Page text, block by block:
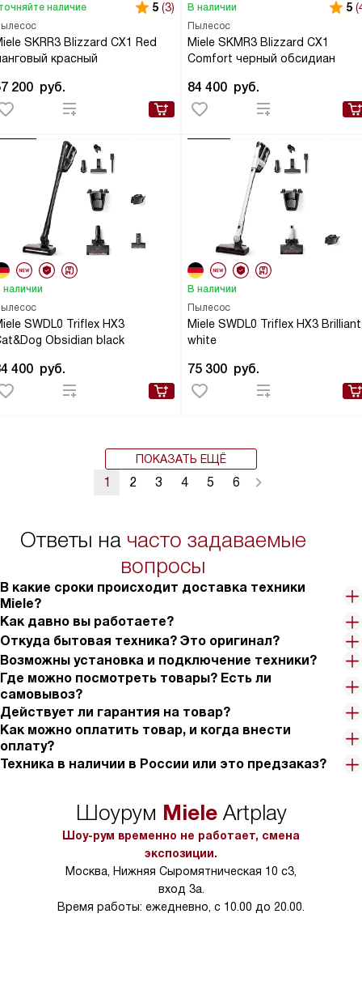
SKRR3 Blizzard CX1 Red
красный
наличие 5 (3)
200 руб.
Пылесос
Miele SKMR3 Blizzard CX1
Comfort черный обсидиан
В наличии 5
84 400 руб.
SWDL0 Triflex HX3
Obsidian black
наличии
400 руб.
Пылесос
Miele SWDL0 Triflex HX3 Brilliant
white
В наличии
75 300 руб.
ПОКАЗАТЬ ЕЩЁ
1 2 3 4 5 6
Ответы на часто задаваемые
вопросы
В какие сроки происходит доставка техники
Miele?
Как давно вы работаете?
Откуда бытовая техника? Это оригинал?
Возможны установка и подключение техники?
Где можно посмотреть товары? Есть ли
самовывоз?
Действует ли гарантия на товар?
Как можно оплатить товар, и когда внести
оплату?
Техника в наличии в России или это предзаказ?
Шоурум MieleArtplay
Шоу-рум временно не работает, смена
экспозиции.
Москва, Нижняя Сыромятническая 10 с3,
вход 3а.
Время работы: ежедневно, с 10.00 до 20.00.